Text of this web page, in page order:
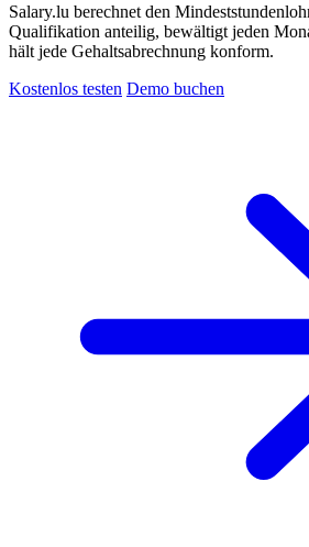
Salary.lu berechnet den
Qualifikation anteilig, bewältigt jeden
hält jede Gehaltsabrechnung konform.
Kostenlos testen Demo buchen